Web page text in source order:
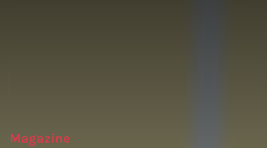
Magazine